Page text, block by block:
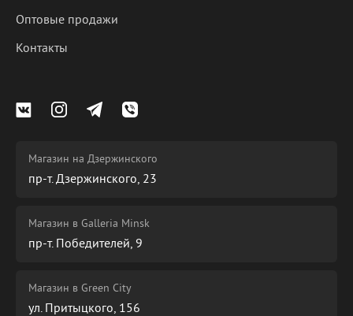
Оптовые продажи
Контакты
Магазин на Дзержинского
пр-т. Дзержинского, 23
Магазин в Galleria Minsk
пр-т. Победителей, 9
Магазин в Green City
ул. Притыцкого, 156